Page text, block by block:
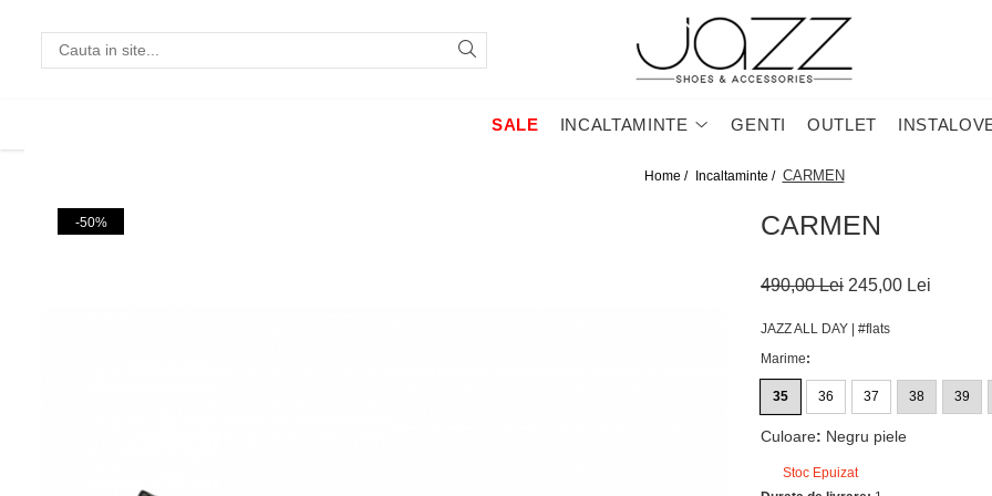
Incaltaminte
Sandale cu toc
SALE INCALTAMINTE GENTI OUTLET
Home / Incaltaminte / CARMEN
CARMEN
-50%
490,00 Lei 245,00 Lei
JAZZ ALL DAY | #flats
Marime:
35 36 37 38 39
Culoare: Negru piele
Stoc Epuizat